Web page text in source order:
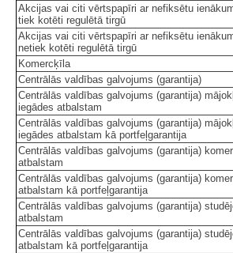
Akcijas vai citi vērtspapīri ar nefiksētu
tiek kotēti regulētā tirgū
Akcijas vai citi vērtspapīri ar nefiksētu
netiek kotēti regulētā tirgū
Komercķīla
Centrālās valdības galvojums (garantija)
Centrālās valdības galvojums (garantija)
iegādes atbalstam
Centrālās valdības galvojums (garantija)
iegādes atbalstam kā portfeļgarantija
Centrālās valdības galvojums (garantija)
atbalstam
Centrālās valdības galvojums (garantija)
atbalstam kā portfeļgarantija
Centrālās valdības galvojums (garantija)
atbalstam
Centrālās valdības galvojums (garantija)
atbalstam kā portfeļgarantija